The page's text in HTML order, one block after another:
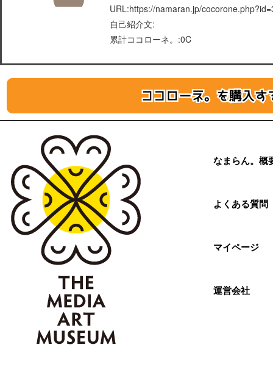
URL:https://namaran.jp/
自己紹介文:
累計ココローネ。:0C
なまらん。概
よくある質問
マイページ
運営会社